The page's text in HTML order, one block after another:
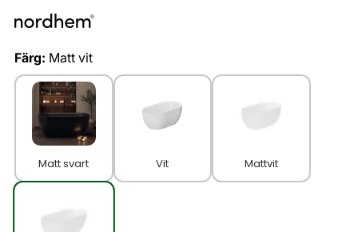
Färg: Matt vit
Matt svart Vit Mattvit